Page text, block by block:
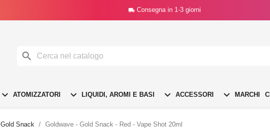
 Consegna in 1-3 giorni

 ATOMIZZATORI  LIQUIDI, AROMI E BASI  ACCESSORI  MARCHI
Gold Snack Goldwave - Gold Snack - Red - Vape Shot 20ml